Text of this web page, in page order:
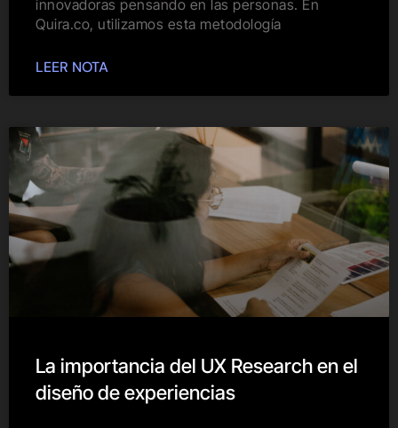
innovadoras pensando en las personas. En
Quira.co, utilizamos esta metodología
LEER NOTA
La importancia del UX Research en el
diseño de experiencias